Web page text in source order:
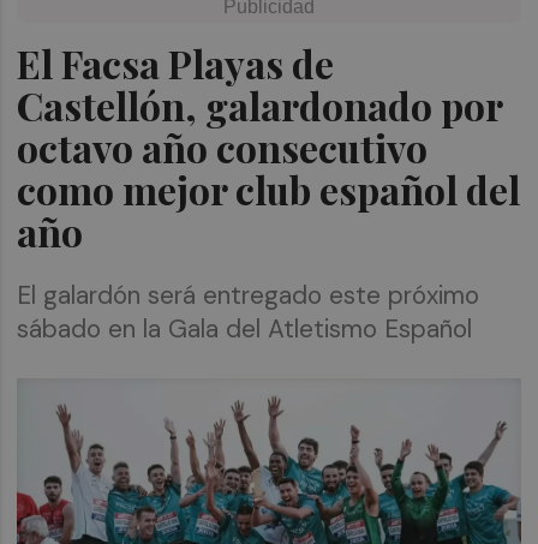
El Facsa Playas de
Castellón, galardonado por
octavo año consecutivo
como mejor club español del
año
El galardón será entregado este próximo
sábado en la Gala del Atletismo Español